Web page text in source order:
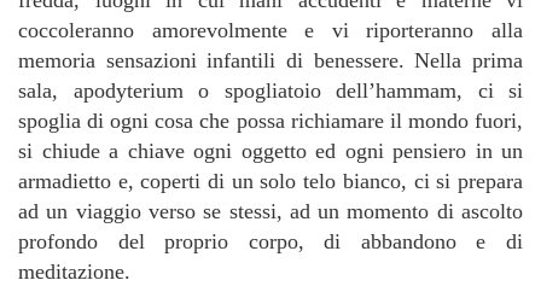
coccoleranno amorevolmente e vi riporteranno alla
memoria sensazioni infantili di benessere. Nella prima
sala, apodyterium o spogliatoio dell’hammam, ci si
spoglia di ogni cosa che possa richiamare il mondo fuori,
si chiude a chiave ogni oggetto ed ogni pensiero in un
armadietto e, coperti di un solo telo bianco, ci si prepara
ad un viaggio verso se stessi, ad un momento di ascolto
profondo del proprio corpo, di abbandono e di
meditazione.